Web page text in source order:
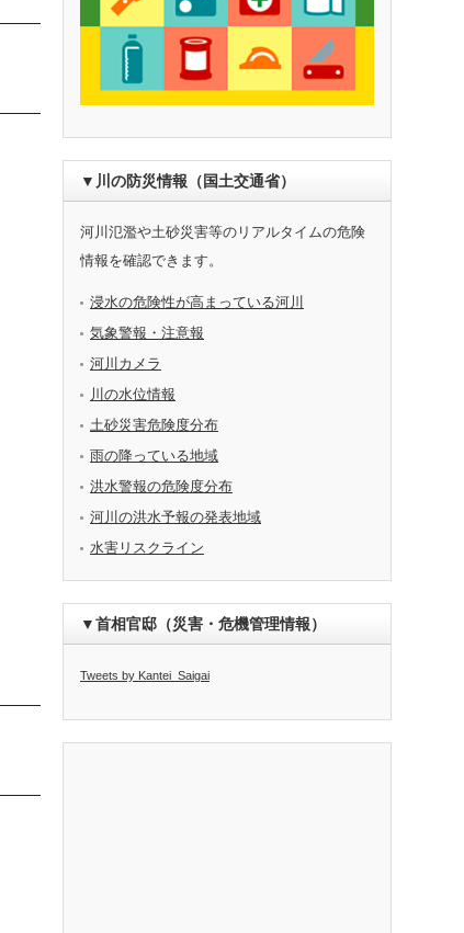
▼川の防災情報（国土交通省）
河川氾濫や土砂災害等のリアルタイムの危険
情報を確認できます。
浸水の危険性が高まっている河川
気象警報・注意報
河川カメラ
川の水位情報
土砂災害危険度分布
雨の降っている地域
洪水警報の危険度分布
河川の洪水予報の発表地域
水害リスクライン
▼首相官邸（災害・危機管理情報）
Tweets by Kantei_Saigai